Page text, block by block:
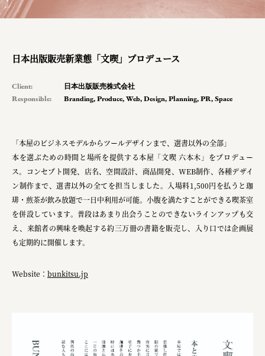
planning
Smiles
Soup Stock Tokyo
メッセフランクフルト ジャパン株式会社
キリンホールディングス株式会社
ソロフレッシュコーヒーシステム株式会社
ピジョン株式会社
アトラス化成株式会社
株式会社カタパット
日本出版販売新業態「文喫」プロデュース
Client:
日本出版販売株式会社
Responsible:
Branding,Produce,Web,Design,Planning,PR,Space
「本屋のビジネスモデルからツールデザインまで、選書以外の全部」
本を選ぶための時間と場所を提供する本屋「文喫 六本木」をプロデュー
ス。コンセプト開発、店名、空間設計、商品開発、WEB制作、各種デザイ
ン制作まで、選書以外の全てを担当しました。入場料1,500円を払うと珈
琲・煎茶が飲み放題で一日中利用が可能。小腹を満たすことができる喫茶室
を併設しています。普段はあまり出会うことのできないラインアップも交
え、来館者の興味を喚起する約三万冊の書籍を販売し、入り口では企画展
も定期的に開催します。
Website： bunkitsu.jp